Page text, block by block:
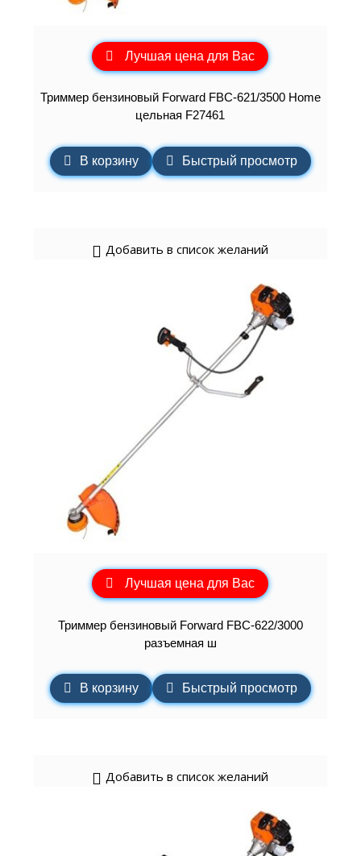
Лучшая цена для Вас
Триммер бензиновый Forward FBC-621/3500 Home
цельная F27461
В корзину Быстрый просмотр
Добавить в список желаний
Лучшая цена для Вас
Триммер бензиновый Forward FBC-622/3000
разъемная ш
В корзину Быстрый просмотр
Добавить в список желаний